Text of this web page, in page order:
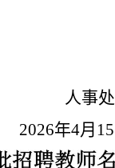
事处
年4月 15